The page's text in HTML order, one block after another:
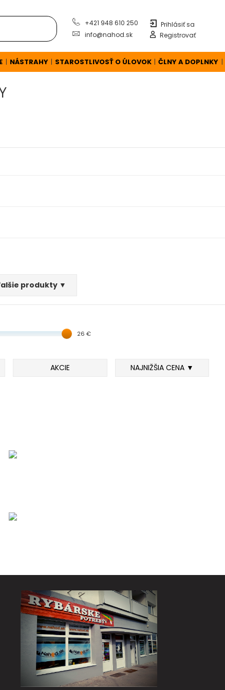
+421 948 610 250
info@nahod.sk
Prihlásiť sa
Registrovať
| NÁSTRAHY | STAROSTLIVOSŤ O ÚLOVOK | ČLNY A DOPLNKY |
produkty ▼
26 €
AKCIE NAJNIŽŠIA CENA ▼